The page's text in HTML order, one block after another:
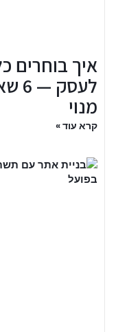
איך בוחרים
מנוי
קרא עוד »